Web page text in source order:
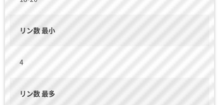
リン数 最小
4
リン数 最多